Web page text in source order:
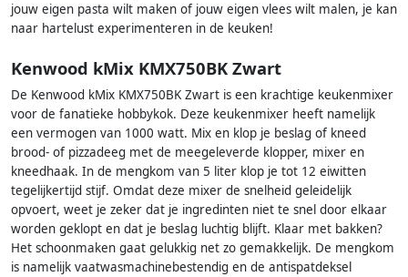
jouw eigen pasta wilt maken of jouw eigen vlees wilt malen, je kan
naar hartelust experimenteren in de keuken!
Kenwood kMix KMX750BK Zwart
De Kenwood kMix KMX750BK Zwart is een krachtige keukenmixer
voor de fanatieke hobbykok. Deze keukenmixer heeft namelijk
een vermogen van 1000 watt. Mix en klop je beslag of kneed
brood- of pizzadeeg met de meegeleverde klopper, mixer en
kneedhaak. In de mengkom van 5 liter klop je tot 12 eiwitten
tegelijkertijd stijf. Omdat deze mixer de snelheid geleidelijk
opvoert, weet je zeker dat je ingredinten niet te snel door elkaar
worden geklopt en dat je beslag luchtig blijft. Klaar met bakken?
Het schoonmaken gaat gelukkig net zo gemakkelijk. De mengkom
is namelijk vaatwasmachinebestendig en de antispatdeksel